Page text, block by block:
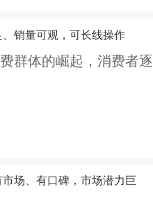
销量可观，可长线操作
群体的崛起，消费者逐
场、有口碑，市场潜力巨